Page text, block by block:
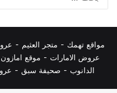
مواقع تهمك - متجر العثيم -
عروض الامارات - موقع امازون
الدانوب - صحيفة سبق -